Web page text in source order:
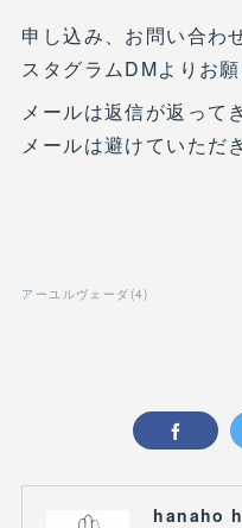
申し込み、お問い合わ
スタグラムDMよりお願
メールは返信が返って
メールは避けていただ
アーユルヴェーダ (4)
hanaho